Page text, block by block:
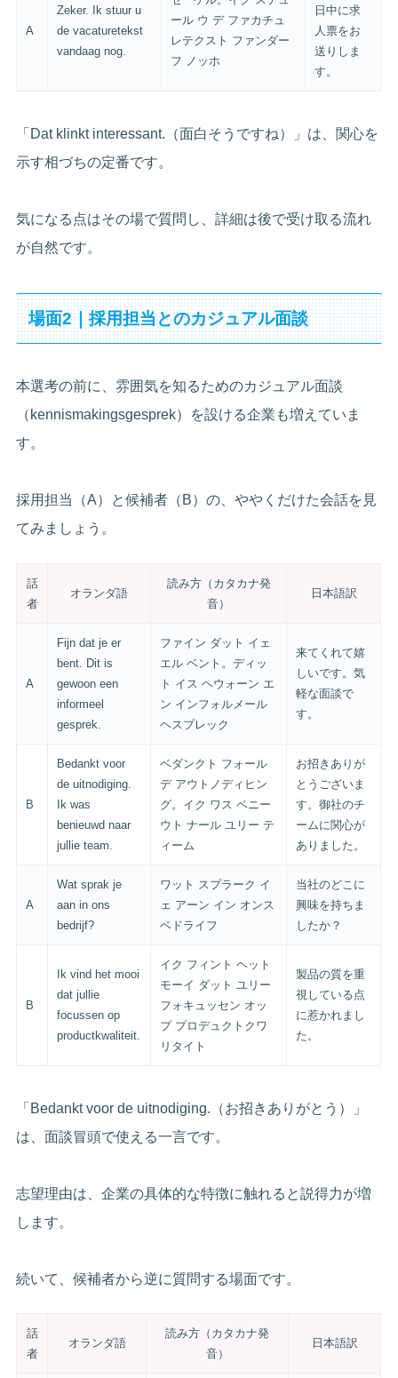
A
Zeker. Ik stuur u
de vacaturetekst
vandaag nog.
ール ウ デ ファカチュ
レテクスト ファンダー
フ ノッホ
日中に求
人票をお
送りしま
す。
「Dat klinkt interessant.（面白そうですね）」は、関心を
示す相づちの定番です。
気になる点はその場で質問し、詳細は後で受け取る流れ
が自然です。
場面2｜採用担当とのカジュアル面談
本選考の前に、雰囲気を知るためのカジュアル面談
（kennismakingsgesprek）を設ける企業も増えていま
す。
採用担当（A）と候補者（B）の、ややくだけた会話を見
てみましょう。
話
者
オランダ語
読み方（カタカナ発
音）
日本語訳
A
Fijn dat je er
bent. Dit is
gewoon een
informeel
gesprek.
ファイン ダット イェ
エル ベント。ディッ
ト イス ヘウォーン エ
ン インフォルメール
ヘスプレック
来てくれて嬉
しいです。気
軽な面談で
す。
B
Bedankt voor
de uitnodiging.
Ik was
benieuwd naar
jullie team.
ベダンクト フォール
デ アウトノディヒン
グ。イク ワス ベニー
ウト ナール ユリー テ
ィーム
お招きありが
とうございま
す。御社のチ
ームに関心が
ありました。
A
Wat sprak je
aan in ons
bedrijf?
ワット スプラーク イ
ェ アーン イン オンス
ベドライフ
当社のどこに
興味を持ちま
したか？
B
Ik vind het mooi
dat jullie
focussen op
productkwaliteit.
イク フィント ヘット
モーイ ダット ユリー
フォキュッセン オッ
プ プロデュクトクワ
リタイト
製品の質を重
視している点
に惹かれまし
た。
「Bedankt voor de uitnodiging.（お招きありがとう）」
は、面談冒頭で使える一言です。
志望理由は、企業の具体的な特徴に触れると説得力が増
します。
続いて、候補者から逆に質問する場面です。
話
者
オランダ語
読み方（カタカナ発
音）
日本語訳